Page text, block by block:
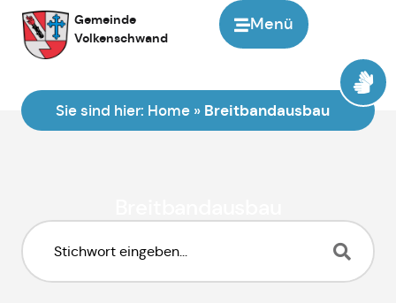
springen
Menü
Gemeinde
Volkenschwand
Sie sind hier: Home » Breitbandausbau